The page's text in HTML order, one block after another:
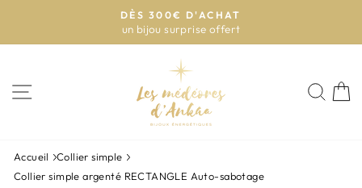
contenu
Diaporama
DÈS 300€ D'ACHAT
un bijou surprise offert
Accueil
Collier simple
Collier simple argenté RECTANGLE Auto-sabotage